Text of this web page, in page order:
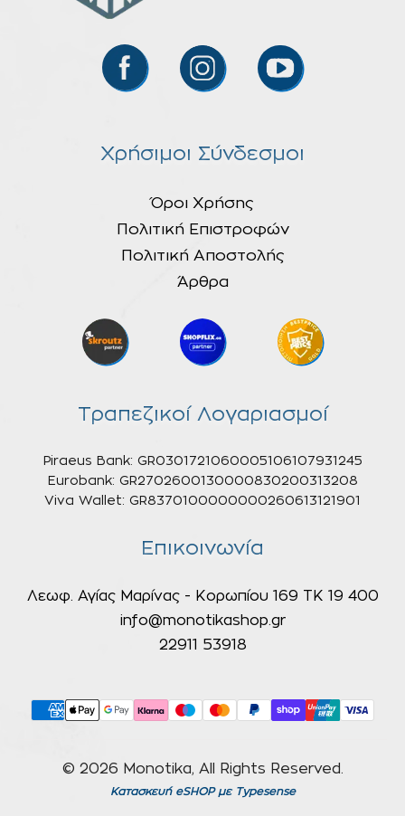
Χρήσιμοι Σύνδεσμοι
Όροι Χρήσης
Πολιτική Επιστροφών
Πολιτική Αποστολής
Άρθρα
Τραπεζικοί Λογαριασμοί
Piraeus Bank: GR0301721060005106107931245
Eurobank: GR2702600130000830200313208
Viva Wallet: GR8370100000000260613121901
Επικοινωνία
Λεωφ. Αγίας Μαρίνας - Κορωπίου 169 ΤΚ 19 400
info@monotikashop.gr
22911 53918
© 2026 Monotika, All Rights Reserved.
Κατασκευή eSHOPμε Typesense